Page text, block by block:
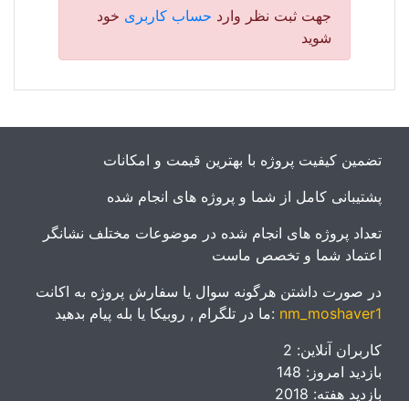
جهت ثبت نظر وارد حساب کاربری خود
شوید
تضمین کیفیت پروژه با بهترین قیمت و امکانات
پشتیبانی کامل از شما و پروژه های انجام شده
تعداد پروژه های انجام شده در موضوعات مختلف نشانگر
اعتماد شما و تخصص ماست
در صورت داشتن هرگونه سوال یا سفارش پروژه به اکانت
ما در تلگرام , روبیکا یا بله پیام بدهید: nm_moshaver1
کاربران آنلاین: 2
بازدید امروز: 148
بازدید هفته: 2018